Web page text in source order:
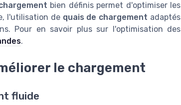
bien définis permet d'optimiser les
l'utilisation de quais de chargement adaptés
Pour en savoir plus sur l'optimisation des
.
le chargement
fluide